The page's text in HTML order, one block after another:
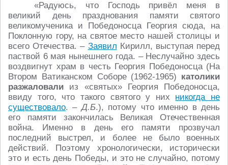
«Радуюсь, что Господь привёл меня в
великий день празднования памяти святого
великомученика и Победоносца Георгия сюда, на
Поклонную гору, на святое место нашей столицы и
всего Отечества. – Заявил Кирилл, выступая перед
паствой 6 мая нынешнего года. – Неслучайно здесь
воздвигнут храм в честь Георгия Победоносца (На
Втором Ватиканском Соборе (1962-1965) католики
разжаловали из «святых» Георгия Победоносца,
ввиду того, что такого святого у них никогда не
существовало. –Д.Б.), потому что именно в день
его памяти закончилась Великая Отечественная
война. Именно в день его памяти прозвучал
последний выстрел, и более не было военных
действий. Поэтому хронологически, исторически
это и есть день Победы, и это не случайно, потому